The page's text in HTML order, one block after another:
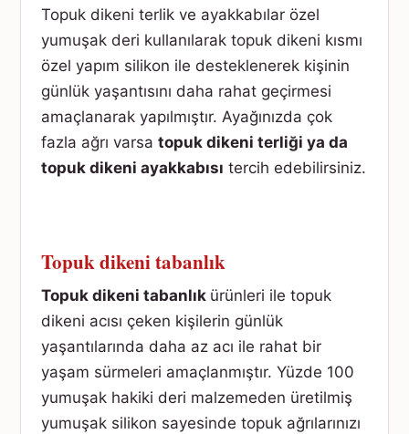
Topuk dikeni terlik ve ayakkabılar özel
yumuşak deri kullanılarak topuk dikeni kısmı
özel yapım silikon ile desteklenerek kişinin
günlük yaşantısını daha rahat geçirmesi
amaçlanarak yapılmıştır. Ayağınızda çok
fazla ağrı varsa topuk dikeni terliği ya da
topuk dikeni ayakkabısı tercih edebilirsiniz.
Topuk dikeni tabanlık
Topuk dikeni tabanlık ürünleri ile topuk
dikeni acısı çeken kişilerin günlük
yaşantılarında daha az acı ile rahat bir
yaşam sürmeleri amaçlanmıştır. Yüzde 100
yumuşak hakiki deri malzemeden üretilmiş
yumuşak silikon sayesinde topuk ağrılarınızı